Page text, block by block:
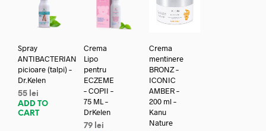
Spray
ANTIBACTERIAN
picioare (talpi) –
Dr.Kelen
55 lei
ADD TO
CART
Crema
Lipo
pentru
ECZEME
– COPII –
75 ML –
DrKelen
79 lei
Crema
mentinere
BRONZ –
ICONIC
AMBER –
200 ml –
Kanu
Nature